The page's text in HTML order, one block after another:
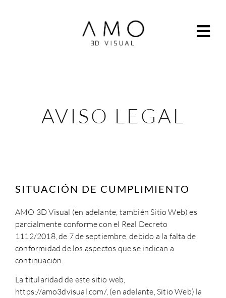
AVISO LEGAL
SITUACIÓN DE CUMPLIMIENTO
AMO 3D Visual (en adelante, también Sitio Web) es
parcialmente conforme con el Real Decreto
1112/2018, de 7 de septiembre, debido a la falta de
conformidad de los aspectos que se indican a
continuación.
La titularidad de este sitio web,
https://amo3dvisual.com/, (en adelante, Sitio Web) la